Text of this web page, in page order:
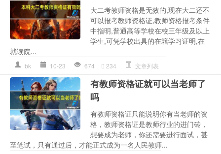
大二考教师资格是无效的,现在大二还不
可以报考教师资格证,教师资格报考条件
中指明,普通高等学校在校三年级及以上
学生,可凭学校出具的在籍学习证明,在
就读院...
bk 10-23 674 234 文章列表
有教师资格证就可以当老师了
吗
有教师资格证只能说明你有当老师的资
格，教师资格证是教师行业的进门砖，
想要成为老师，你还需要进行面试，甚
至笔试，只有通过后，才能正式成为一名人民教师...